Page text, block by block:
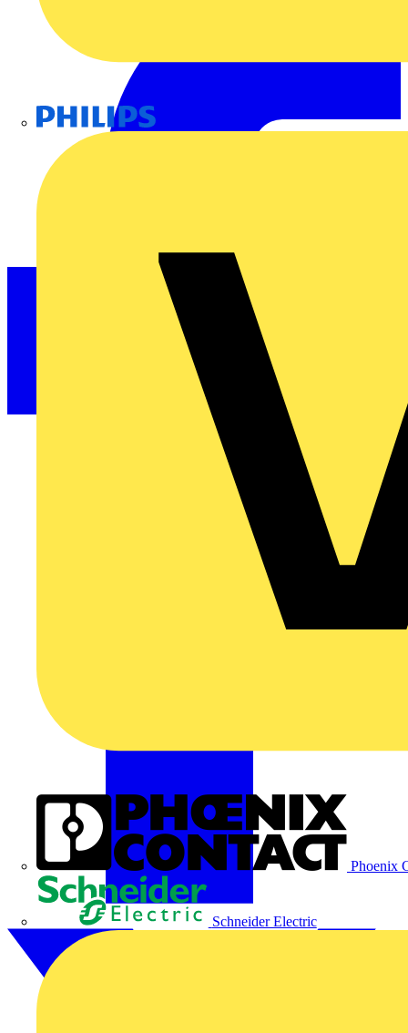
Phoenix
Schneider Electric